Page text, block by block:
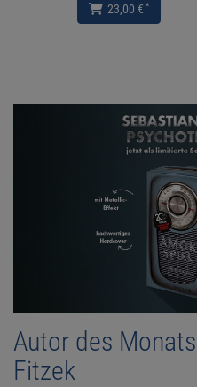
23,00 € *
Autor des
Fitzek